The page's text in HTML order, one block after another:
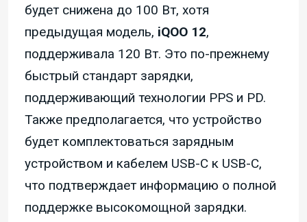
будет снижена до 100 Вт, хотя
предыдущая модель, iQOO 12,
поддерживала 120 Вт. Это по-прежнему
быстрый стандарт зарядки,
поддерживающий технологии PPS и PD.
Также предполагается, что устройство
будет комплектоваться зарядным
устройством и кабелем USB-C к USB-C,
что подтверждает информацию о полной
поддержке высокомощной зарядки.